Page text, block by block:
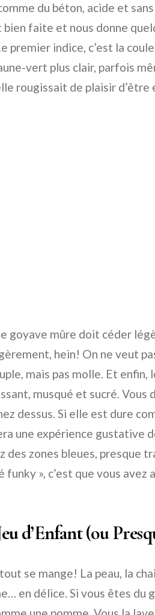
du béton, acide et
faite et nous donne
premier indice, c’est la
vert plus clair, parfois
rougissait de plaisir d’être
goyave mûre doit céder
hein! On ne veut
mais pas molle. Et enfin,
musqué et sucré. Vous
dessus. Si elle est dure
une expérience gustative
des zones bleues, presque
», c’est que vous avez
d’Enfant (ou
se mange! La peau, la
en délice. Si vous êtes du